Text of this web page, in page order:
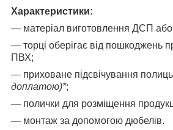
Характеристики:
― матеріал виготовлення ДСП
― торці оберігає від пошкоджень
ПВХ;
― приховане підсвічування полиць
доплатою)*;
― полички для розміщення
― монтаж за допомогою дюбелів.